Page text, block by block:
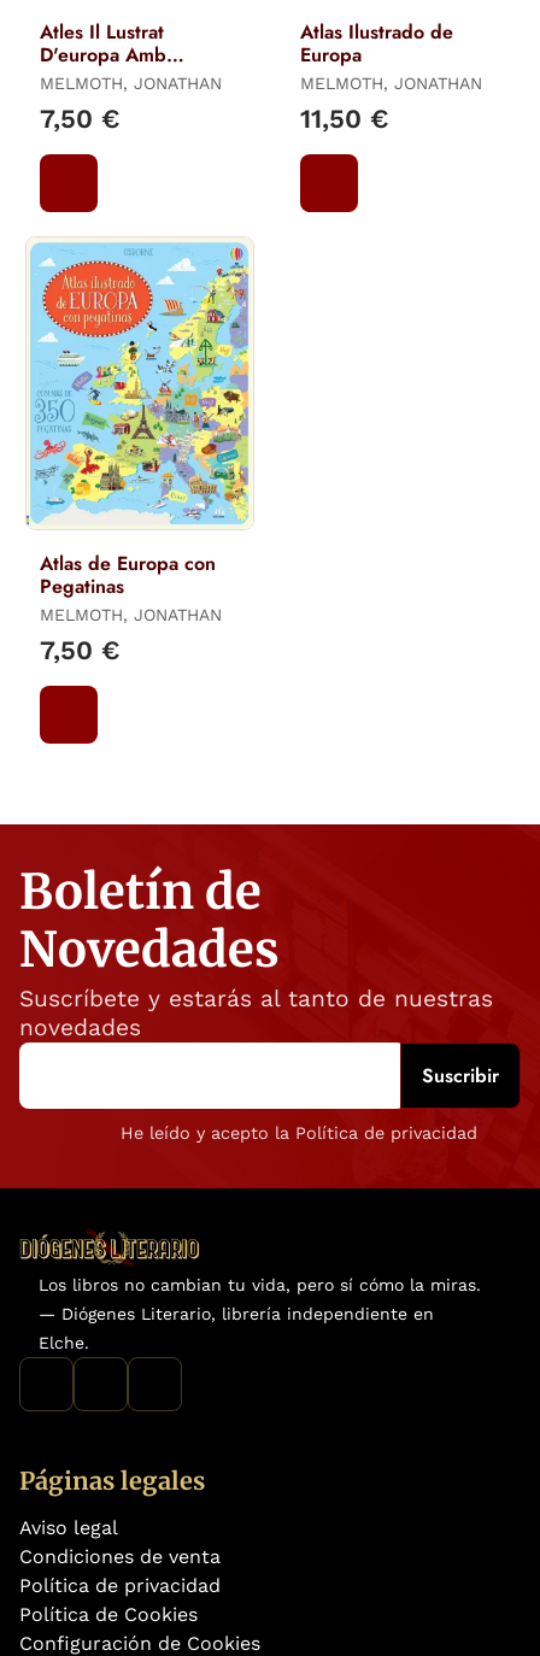
Atles Il Lustrat
D'europa Amb
Adhesius
MELMOTH, JONATHAN
7,50 €
Atlas Ilustrado de
Europa
MELMOTH, JONATHAN
11,50 €
Atlas de Europa con
Pegatinas
MELMOTH, JONATHAN
7,50 €
Boletín de
Novedades
Suscríbete y estarás al tanto de nuestras
novedades
He leído y acepto la Política de privacidad
Los libros no cambian tu vida, pero sí cómo la miras.
— Diógenes Literario, librería independiente en
Elche.
Páginas legales
Aviso legal
Condiciones de venta
Política de privacidad
Política de Cookies
Configuración de Cookies